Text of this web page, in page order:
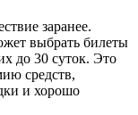
заранее.
выбрать билеты
до 30 суток. Это
средств,
и хорошо